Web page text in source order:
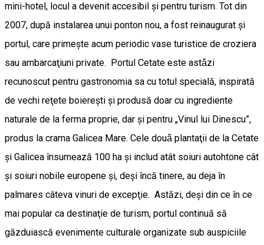
mini-hotel, locul a devenit accesibil şi pentru turism. Tot din
2007, după instalarea unui ponton nou, a fost reinaugurat şi
portul, care primeşte acum periodic vase turistice de croziera
sau ambarcaţiuni private. Portul Cetate este astǎzi
recunoscut pentru gastronomia sa cu totul specială, inspirată
de vechi reţete boiereşti şi produsă doar cu ingrediente
naturale de la ferma proprie, dar şi pentru „Vinul lui Dinescu”,
produs la crama Galicea Mare. Cele douǎ plantaţii de la Cetate
şi Galicea însumează 100 ha şi includ atât soiuri autohtone cât
şi soiuri nobile europene şi, deşi încă tinere, au deja în
palmares câteva vinuri de excepţie. Astăzi, deşi din ce în ce
mai popular ca destinaţie de turism, portul continuă să
găzduiască evenimente culturale organizate sub auspiciile